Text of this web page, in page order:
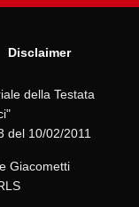
Disclaimer
della Testata
del 10/02/2011
Giacometti